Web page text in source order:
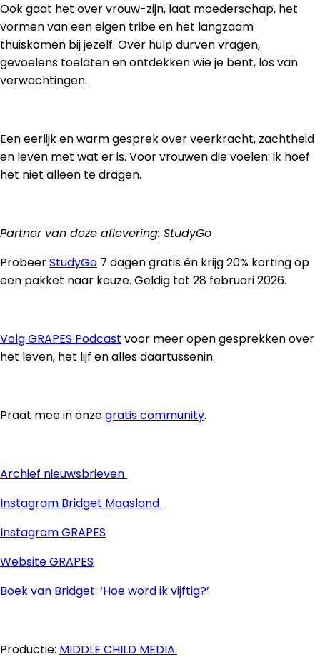
Ook gaat het over vrouw-zijn, laat moederschap, het
vormen van een eigen tribe en het langzaam
thuiskomen bij jezelf. Over hulp durven vragen,
gevoelens toelaten en ontdekken wie je bent, los van
verwachtingen.
Een eerlijk en warm gesprek over veerkracht, zachtheid
en leven met wat er is. Voor vrouwen die voelen: ik hoef
het niet alleen te dragen.
Partner van deze aflevering: StudyGo
ProbeerStudyGo 7 dagen gratis én krijg 20% korting op
een pakket naar keuze. Geldig tot 28 februari 2026.
Volg GRAPES Podcast voor meer open gesprekken over
het leven, het lijf en alles daartussenin.
Praat mee in onzegratis community.
Archief nieuwsbrieven
Instagram Bridget Maasland
Instagram GRAPES
Website GRAPES
Boek van Bridget: ‘Hoe word ik vijftig?’
Productie: MIDDLE CHILD MEDIA.